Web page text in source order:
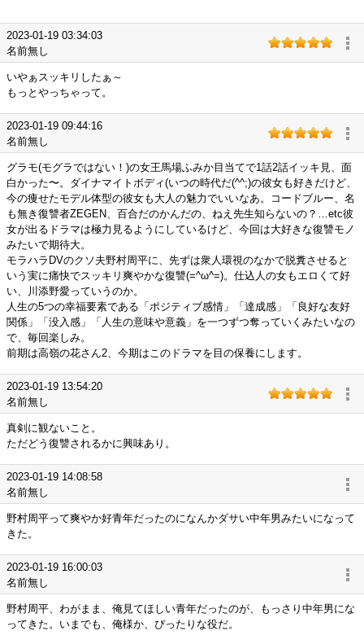
2023-01-19 03:34:03
名前無し
いやぁスッキリしたぁ～
もっとやっちゃって。
2023-01-19 09:44:16
名前無し
グラモ(モグラではない！)の女王馬場ふみか目当てで1話2話イッキ見、面
白かった〜。ダイナマイトボディ(いつの時代だ(^^;)の彼女も好きだけど、
今の痩せたモデル体型の彼女も大人の魅力でいいなあ。コードブルー、名
も無き復讐者ZEGEN、百合だのかんだの、ねえ先生知らないの？…etc彼
女が出るドラマは極力見るようにしているけど、今回は大好きな復讐モノ
みたいで期待大。
モラハラDVのクソ夫野村周平に、先ずは衆人環視のなかで脱糞させると
いう実に痛快でスッキリ爽やかな復讐(=^ω^=)。仕込人の女もエロくて好
い、川添野愛っていうのか。
人生の5つの幸福要素である「ポジティブ感情」「達成感」「良好な友好
関係」「没入感」「人生の意味や意義」を一つずつ奪っていくみたいなの
で、毎回楽しみ。
前期は高嶺の花さん2、今期はこのドラマを目の保養にします。
2023-01-19 13:54:20
名前無し
真剣に観ないこと。
ただどう復讐されるかに興味あり。
2023-01-19 14:08:58
名前無し
野村周平って爽やか好青年だったのになんかダサい中年男みたいになって
きた。
2023-01-19 16:00:03
名前無し
野村周平、わがまま、俺見てほしい青年だったのが、もっさり中年男にな
ってきた。いまでも、俺様か、ぴったりな役だ。